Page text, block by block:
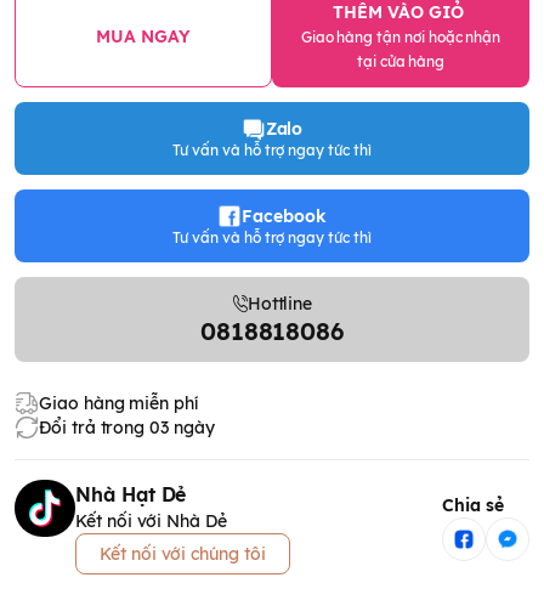
MUA NGAY
THÊM VÀO GIỎ
Giao hàng tận nơi hoặc nhận
tại cửa hàng
Zalo
Tư vấn và hỗ trợ ngay tức thì
Facebook
Tư vấn và hỗ trợ ngay tức thì
Hottline
0818818086
Giao hàng miễn phí
Đổi trả trong 03 ngày
Nhà Hạt Dẻ
Kết nối với Nhà Dẻ
Kết nối với chúng tôi
Chia sẻ